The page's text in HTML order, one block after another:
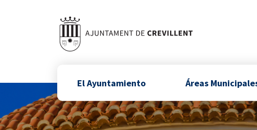
El Ayuntamiento Áreas